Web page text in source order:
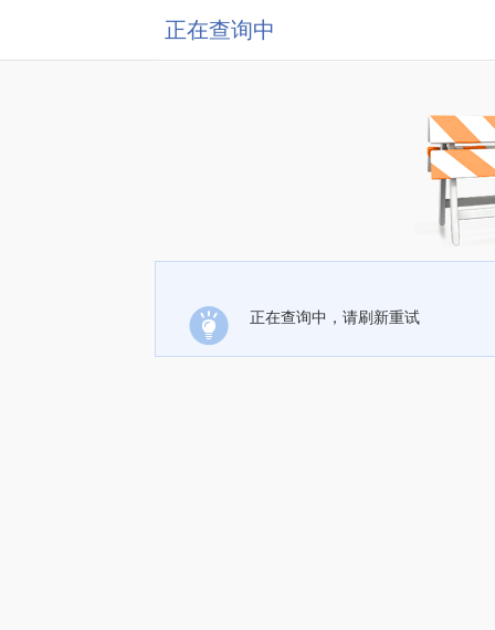
正在查询中
正在查询中，请刷新重试